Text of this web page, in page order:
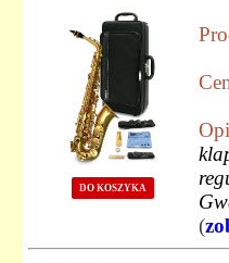
DO KOSZYKA
(